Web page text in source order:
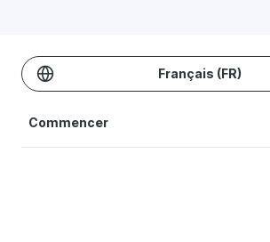
Français (FR)
Commencer